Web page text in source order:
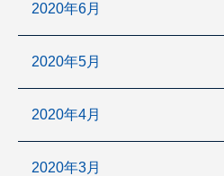
2020年6月
2020年5月
2020年4月
2020年3月